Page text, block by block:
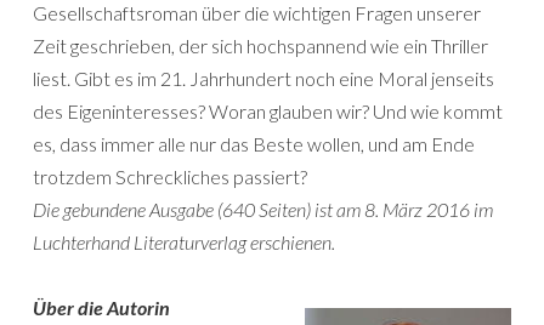
Gesellschaftsroman über die wichtigen Fragen unserer
Zeit geschrieben, der sich hochspannend wie ein Thriller
liest. Gibt es im 21. Jahrhundert noch eine Moral jenseits
des Eigeninteresses? Woran glauben wir? Und wie kommt
es, dass immer alle nur das Beste wollen, und am Ende
trotzdem Schreckliches passiert?
Die gebundene Ausgabe (640 Seiten) ist am 8. März 2016 im
Luchterhand Literaturverlag erschienen.
Über die Autorin